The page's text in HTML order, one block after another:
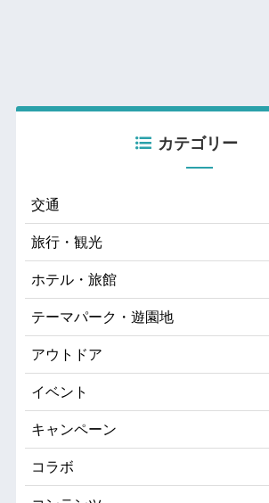
カテゴリー
交通
旅行・観光
ホテル・旅館
テーマパーク・遊園地
アウトドア
イベント
キャンペーン
コラボ